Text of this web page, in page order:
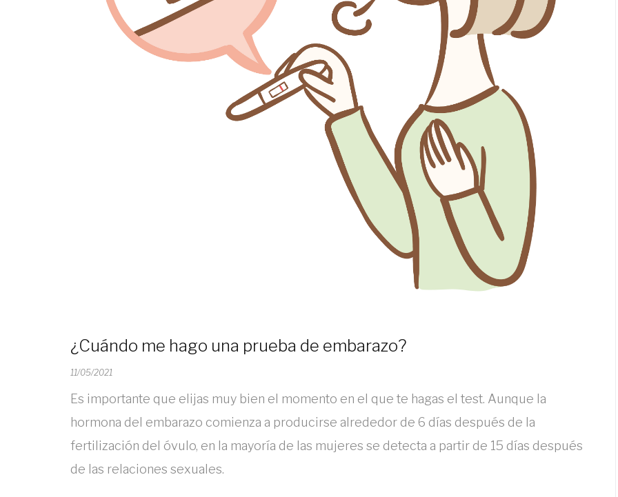
¿Cuándo me hago una prueba de embarazo?
11/05/2021
Es importante que elijas muy bien el momento en el que te hagas el test. Aunque la
hormona del embarazo comienza a producirse alrededor de 6 días después de la
fertilización del óvulo, en la mayoría de las mujeres se detecta a partir de 15 días después
de las relaciones sexuales.